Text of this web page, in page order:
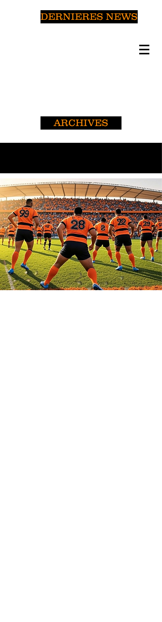
DERNIERES NEWS
ARCHIVES